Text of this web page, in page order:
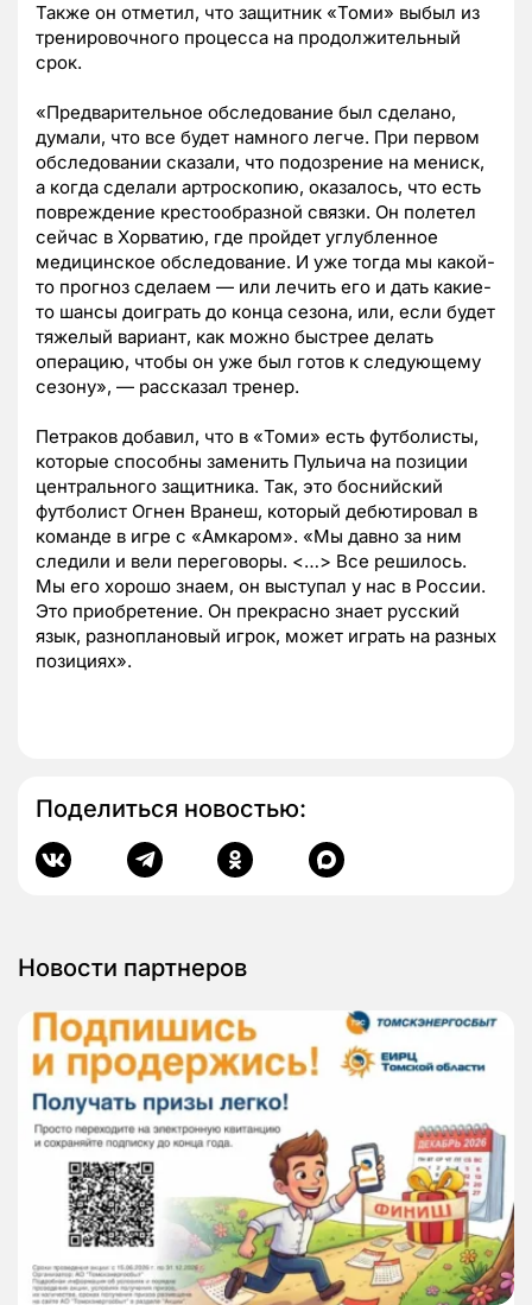
Также он отметил, что защитник «Томи» выбыл из
тренировочного процесса на продолжительный
срок.
«Предварительное обследование был сделано,
думали, что все будет намного легче. При первом
обследовании сказали, что подозрение на мениск,
а когда сделали артроскопию, оказалось, что есть
повреждение крестообразной связки. Он полетел
сейчас в Хорватию, где пройдет углубленное
медицинское обследование. И уже тогда мы какой-
то прогноз сделаем — или лечить его и дать какие-
то шансы доиграть до конца сезона, или, если будет
тяжелый вариант, как можно быстрее делать
операцию, чтобы он уже был готов к следующему
сезону», — рассказал тренер.
Петраков добавил, что в «Томи» есть футболисты,
которые способны заменить Пульича на позиции
центрального защитника. Так, это боснийский
футболист Огнен Вранеш, который дебютировал в
команде в игре с «Амкаром». «Мы давно за ним
следили и вели переговоры. <…> Все решилось.
Мы его хорошо знаем, он выступал у нас в России.
Это приобретение. Он прекрасно знает русский
язык, разноплановый игрок, может играть на разных
позициях».
Поделиться новостью:
Новости партнеров